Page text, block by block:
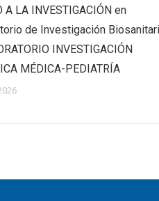
A LA INVESTIGACIÓN en
de Investigación
INVESTIGACIÓN
MÉDICA-PEDIATRÍA